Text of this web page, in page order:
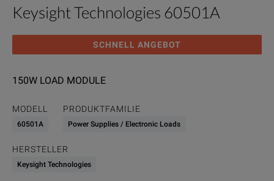
Keysight Technologies 60501A
SCHNELL ANGEBOT
150W LOAD MODULE
MODELL
60501A
PRODUKTFAMILIE
Power Supplies / Electronic Loads
HERSTELLER
Keysight Technologies